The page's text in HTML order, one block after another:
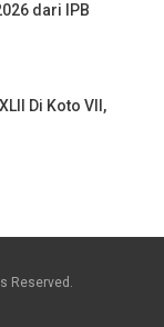
dari IPB
Di Koto VII,
Reserved.